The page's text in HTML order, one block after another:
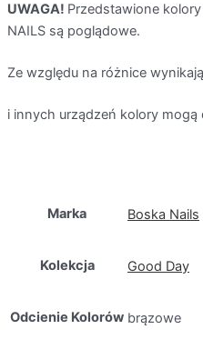
UWAGA! Przedstawione
NAILS są poglądowe.
Ze względu na różnice
i innych urządzeń kolory
Marka Boska Nails
Kolekcja Good Day
Odcienie Kolorów brązowe